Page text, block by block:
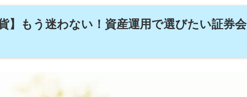
】もう迷わない！資産運用で選びたい証券会